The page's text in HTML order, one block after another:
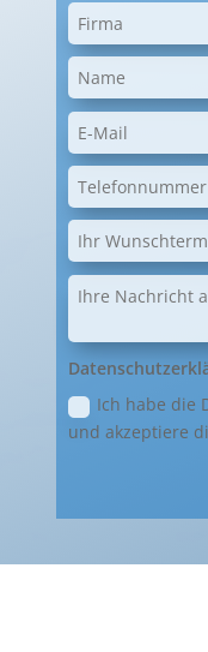
Ich habe die
und akzeptiere